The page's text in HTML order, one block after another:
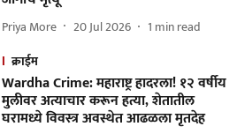
Priya More 20 Jul 2026 1 min read
क्राईम
Wardha Crime: महाराष्ट्र हादरला! १२ वर्षीय
मुलीवर अत्याचार करून हत्या, शेतातील
घरामध्ये विवस्त्र अवस्थेत आढळला मृतदेह